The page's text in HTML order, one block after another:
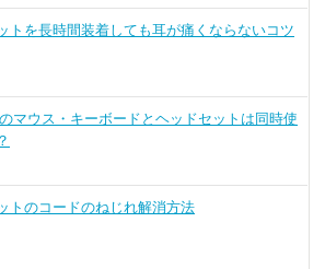
トを長時間装着しても耳が痛くならないコツ
マウス・キーボードとヘッドセットは同時使
トのコードのねじれ解消方法